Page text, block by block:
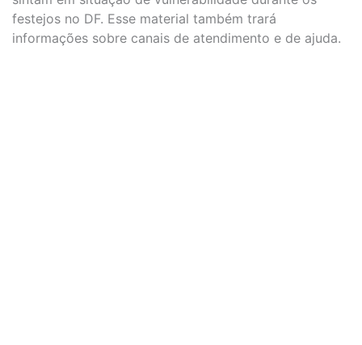
festejos no DF. Esse material também trará
informações sobre canais de atendimento e de ajuda.